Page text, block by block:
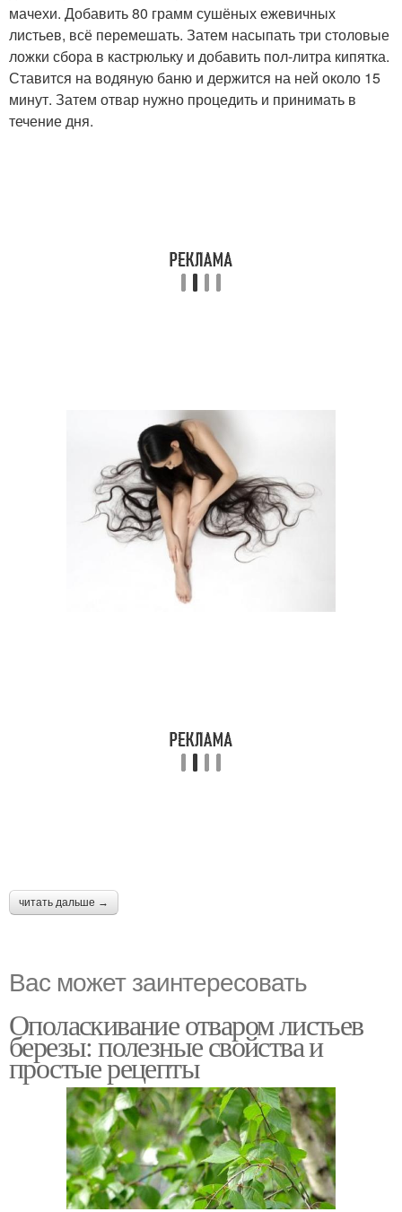
мачехи. Добавить 80 грамм сушёных ежевичных
листьев, всё перемешать. Затем насыпать три столовые
ложки сбора в кастрюльку и добавить пол-литра кипятка.
Ставится на водяную баню и держится на ней около 15
минут. Затем отвар нужно процедить и принимать в
течение дня.
читать дальше →
Вас может заинтересовать
Ополаскивание отваром листьев
березы: полезные свойства и
простые рецепты